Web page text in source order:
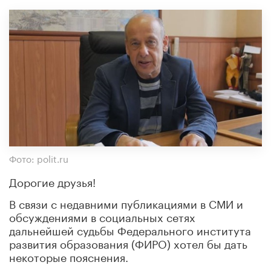
Фото: polit.ru
Дорогие друзья!
В связи с недавними публикациями в СМИ и
обсуждениями в социальных сетях
дальнейшей судьбы Федерального института
развития образования (ФИРО) хотел бы дать
некоторые пояснения.